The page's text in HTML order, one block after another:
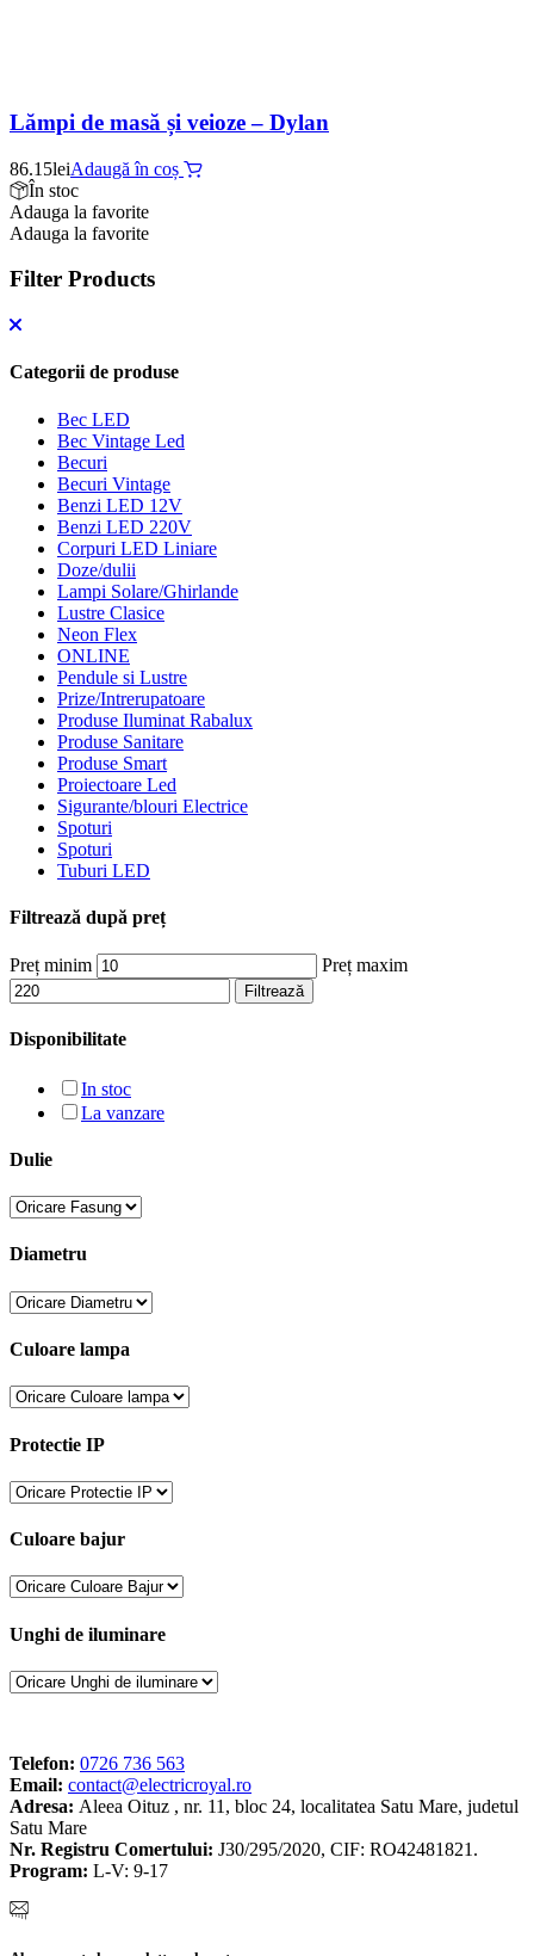
Lămpi de masă și veioze – Dylan
86.15leiAdaugă în coș
În stoc
Adauga la favorite
Adauga la favorite
Filter Products
Categorii de produse
Bec LED
Bec Vintage Led
Becuri
Becuri Vintage
Benzi LED 12V
Benzi LED 220V
Corpuri LED Liniare
Doze/dulii
Lampi Solare/Ghirlande
Lustre Clasice
Neon Flex
ONLINE
Pendule si Lustre
Prize/Intrerupatoare
Produse Iluminat Rabalux
Produse Sanitare
Produse Smart
Proiectoare Led
Sigurante/blouri Electrice
Spoturi
Spoturi
Tuburi LED
Filtrează după preț
Preț minim Preț maxim
Filtrează
Disponibilitate
In stoc
La vanzare
Dulie
Diametru
Culoare lampa
Protectie IP
Culoare bajur
Unghi de iluminare
Telefon: 0726 736 563
Email: contact@electricroyal.ro
Adresa: Aleea Oituz , nr. 11, bloc 24, localitatea Satu Mare, judetul
Satu Mare
Nr. Registru Comertului: J30/295/2020, CIF: RO42481821.
Program: L-V: 9-17